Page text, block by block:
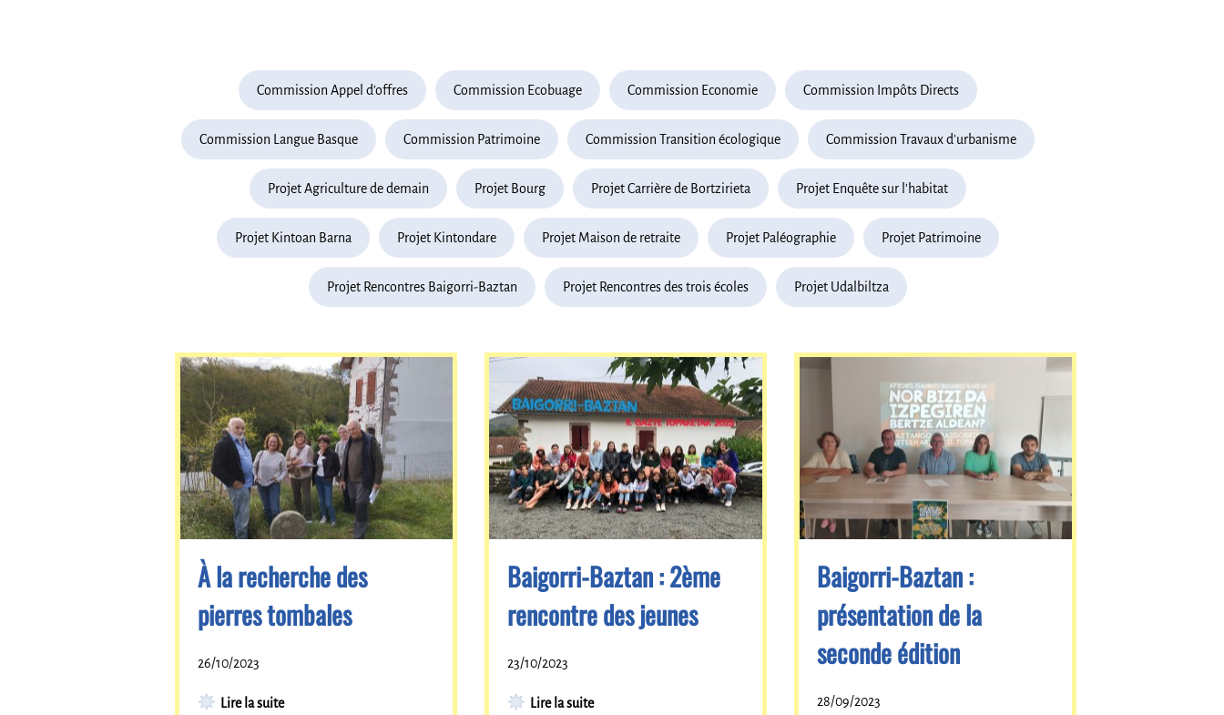
Commission Appel d'offres Commission Ecobuage Commission Economie Commission Impôts Directs
Commission Langue Basque Commission Patrimoine Commission Transition écologique Commission Travaux d'urbanisme
Projet Agriculture de demain Projet Bourg Projet Carrière de Bortzirieta Projet Enquête sur l'habitat
Projet Kintoan Barna Projet Kintondare Projet Maison de retraite Projet Paléographie Projet Patrimoine
Projet Rencontres Baigorri-Baztan Projet Rencontres des trois écoles Projet Udalbiltza
À la recherche des
pierres tombales
26/10/2023
Lire la suite
Baigorri-Baztan : 2ème
rencontre des jeunes
23/10/2023
Lire la suite
Baigorri-Baztan :
présentation de la
seconde édition
28/09/2023